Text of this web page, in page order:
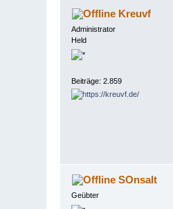
Kreuvf
Administrator
Held
Beiträge: 2.859
SOnsalt
Geübter